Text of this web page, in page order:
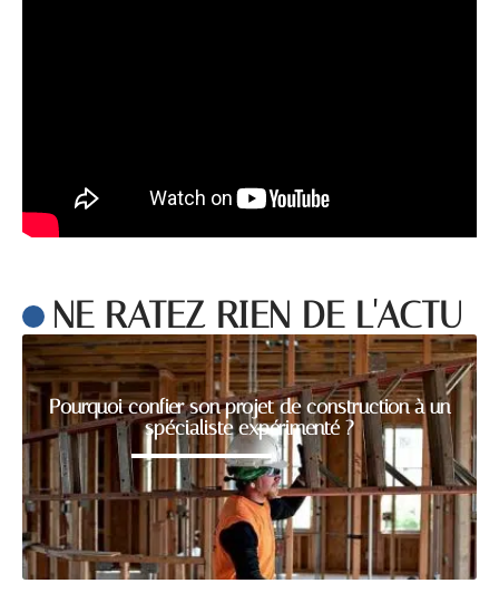
NE RATEZ RIEN DE L'ACTU
Pourquoi confier son projet de construction à un
spécialiste expérimenté ?